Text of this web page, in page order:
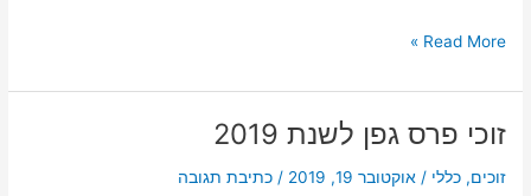
רשימת
לפרס
2021
שלב
Read More »
זוכי פרס גפן לשנת 2019
זוכים,כללי /אוקטובר 19, 2019 /כתיבת תגובה